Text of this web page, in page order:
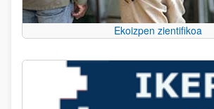
Ekoizpen zientifikoa